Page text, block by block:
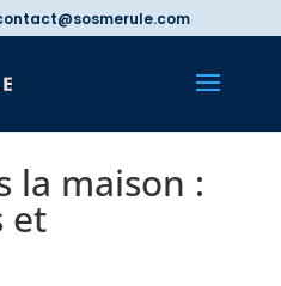
la maison :
et